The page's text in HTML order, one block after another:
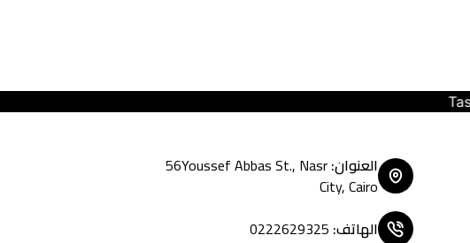
Tasty Fast Food ... create
العنوان:
56Youssef Abbas St., Nasr
City, Cairo
الهاتف:
0222629325